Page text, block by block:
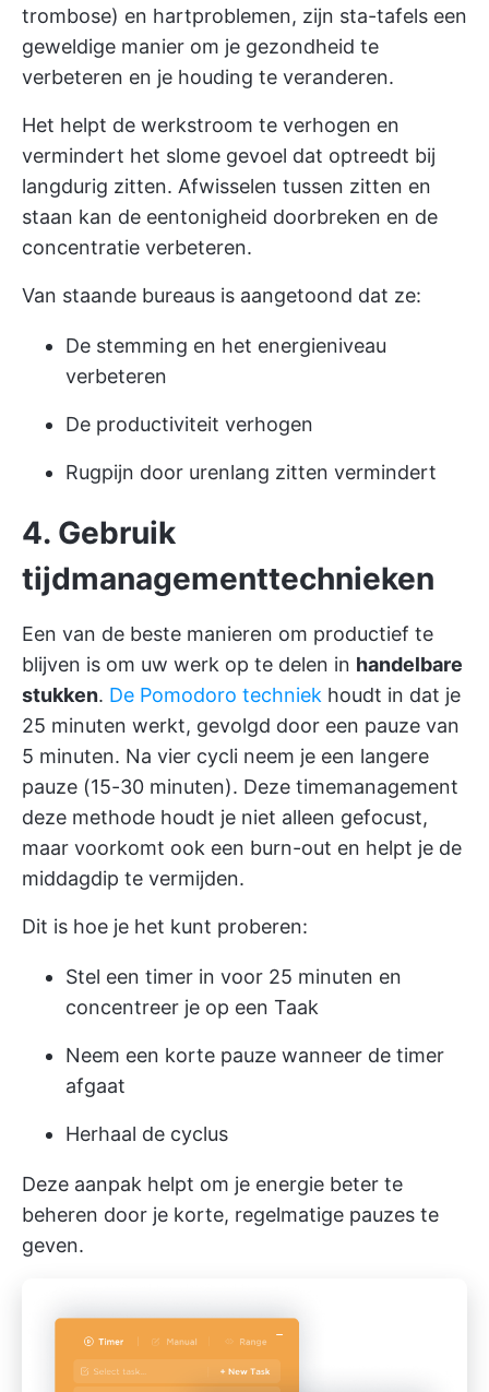
trombose) en hartproblemen, zijn sta-tafels een
geweldige manier om je gezondheid te
verbeteren en je houding te veranderen.
Het helpt de werkstroom te verhogen en
vermindert het slome gevoel dat optreedt bij
langdurig zitten. Afwisselen tussen zitten en
staan kan de eentonigheid doorbreken en de
concentratie verbeteren.
Van staande bureaus is aangetoond dat ze:
De stemming en het energieniveau
verbeteren
De productiviteit verhogen
Rugpijn door urenlang zitten vermindert
4. Gebruik
tijdmanagementtechnieken
Een van de beste manieren om productief te
blijven is om uw werk op te delen in handelbare
stukken. De Pomodoro techniek houdt in dat je
25 minuten werkt, gevolgd door een pauze van
5 minuten. Na vier cycli neem je een langere
pauze (15-30 minuten). Deze timemanagement
deze methode houdt je niet alleen gefocust,
maar voorkomt ook een burn-out en helpt je de
middagdip te vermijden.
Dit is hoe je het kunt proberen:
Stel een timer in voor 25 minuten en
concentreer je op een Taak
Neem een korte pauze wanneer de timer
afgaat
Herhaal de cyclus
Deze aanpak helpt om je energie beter te
beheren door je korte, regelmatige pauzes te
geven.